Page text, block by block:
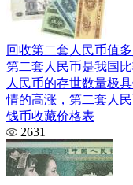
回收第二套人民币值
第二套人民币是我国
人民币的存世数量极
情的高涨，第二套人
钱币收藏价格表
2631